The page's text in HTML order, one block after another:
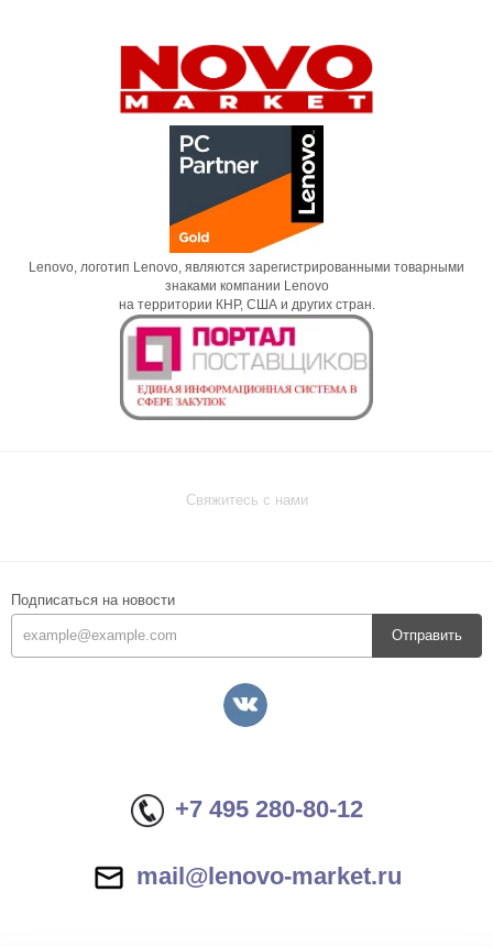
Lenovo, логотип Lenovo, являются зарегистрированными товарными
знаками компании Lenovo
на территории КНР, США и других стран.
Свяжитесь с нами
Подписаться на новости
Отправить
+7 495 280-80-12
mail@lenovo-market.ru